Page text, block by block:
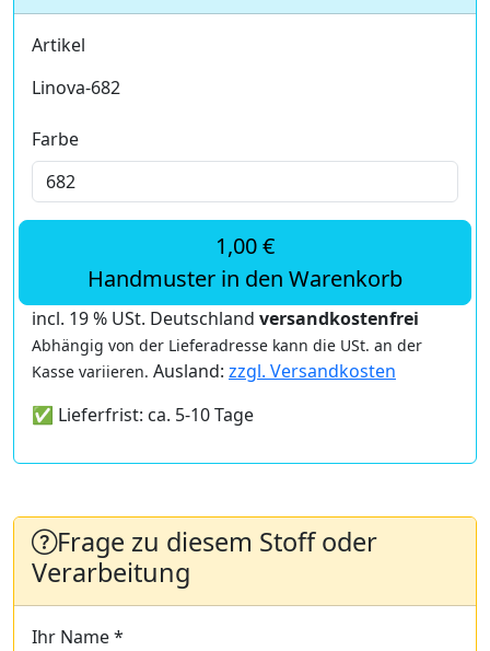
Artikel
Linova-682
Farbe
1,00 €
Handmuster in den Warenkorb
incl. 19 % USt. Deutschland versandkostenfrei
Abhängig von der Lieferadresse kann die USt. an der
Kasse variieren. Ausland: zzgl. Versandkosten
✅ Lieferfrist: ca. 5-10 Tage
Frage zu diesem Stoff oder
Verarbeitung
Ihr Name *